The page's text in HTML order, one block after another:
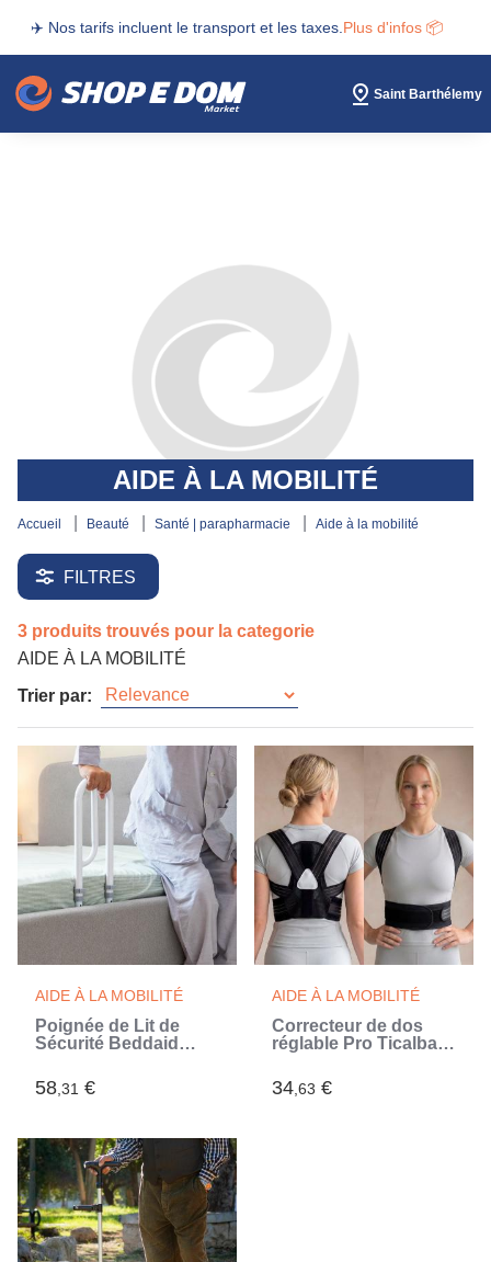
✈️ Nos tarifs incluent le transport et les taxes. Plus d'infos 📦
Saint Barthélemy
AIDE À LA MOBILITÉ
accueil beauté santé | parapharmacie aide à la mobilité
FILTRES
3 produits trouvés pour la categorie
AIDE À LA MOBILITÉ
Trier par:
AIDE À LA MOBILITÉ
Poignée de Lit de
Sécurité Beddaid
58,31 €
AIDE À LA MOBILITÉ
Correcteur de dos
réglable Pro Ticalbak
34,63 €